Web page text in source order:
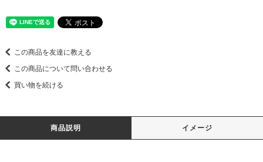
この商品を友達に教える
この商品について問い合わせる
買い物を続ける
商品説明 イメージ